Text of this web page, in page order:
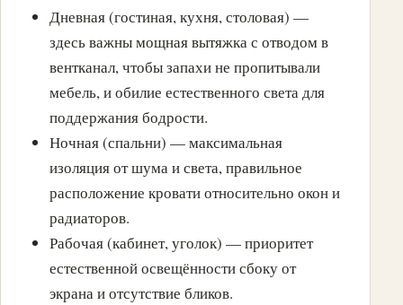
Дневная (гостиная, кухня, столовая) —
здесь важны мощная вытяжка с отводом в
вентканал, чтобы запахи не пропитывали
мебель, и обилие естественного света для
поддержания бодрости.
Ночная (спальни) — максимальная
изоляция от шума и света, правильное
расположение кровати относительно окон и
радиаторов.
Рабочая (кабинет, уголок) — приоритет
естественной освещённости сбоку от
экрана и отсутствие бликов.